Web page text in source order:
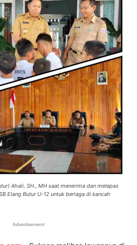
Ahali, SH., MH saat menerima dan melepas
Elang Butur U-12 untuk berlaga di kancah
Advertisement